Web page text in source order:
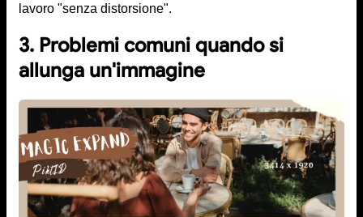
lavoro "senza distorsione".
3. Problemi comuni quando si
allunga un'immagine